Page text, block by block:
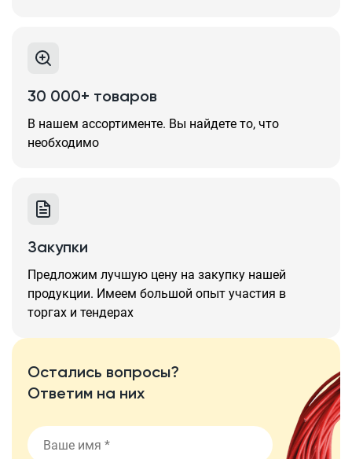
30 000+ товаров
В нашем ассортименте. Вы найдете то, что
необходимо
Закупки
Предложим лучшую цену на закупку нашей
продукции. Имеем большой опыт участия в
торгах и тендерах
Остались вопросы?
Ответим на них